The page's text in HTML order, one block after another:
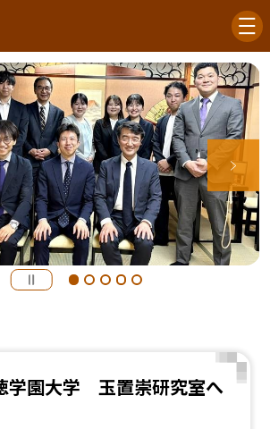
学園大学 玉置崇研究室へ